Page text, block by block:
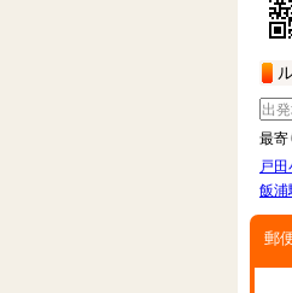
最寄
戸
飯浦
郵